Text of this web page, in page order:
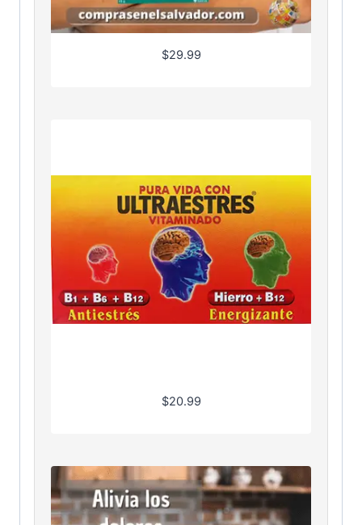
$29.99
$20.99